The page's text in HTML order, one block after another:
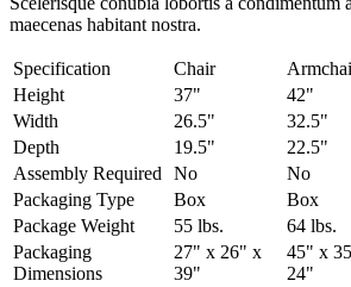
maecenas habitant nostra.
Specification Chair
Height
37" 42"
Width
26.5" 32.5"
Depth
19.5" 22.5"
Assembly Required
No No
Packaging Type
Box Box
Package Weight
55 lbs. 64 lbs.
Packaging
Dimensions
27" x 26" x
39"
45" x
24"